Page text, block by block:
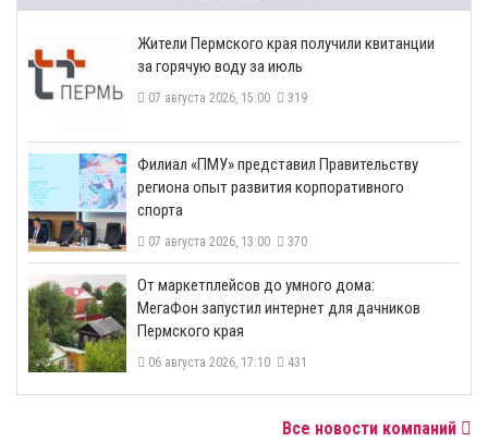
​Жители Пермского края получили квитанции
за горячую воду за июль
07 августа 2026, 15:00 319
​Филиал «ПМУ» представил Правительству
региона опыт развития корпоративного
спорта
07 августа 2026, 13:00 370
От маркетплейсов до умного дома:
МегаФон запустил интернет для дачников
Пермского края
06 августа 2026, 17:10 431
Все новости компаний